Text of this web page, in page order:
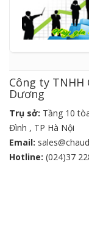
Công ty TNHH
Dương
Trụ sở: Tầng 10
Đình , TP Hà Nội
Email:
Hotline: (024)37